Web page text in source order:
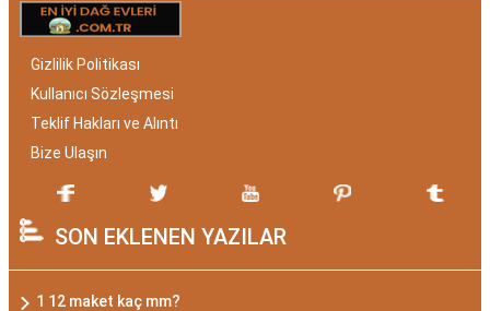
Gizlilik Politikası
Kullanıcı Sözleşmesi
Teklif Hakları ve Alıntı
Bize Ulaşın
SON EKLENEN YAZILAR
1 12 maket kaç mm?